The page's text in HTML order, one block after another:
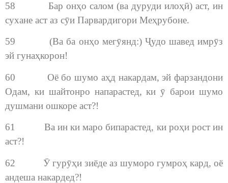
58 Бар онҳо салом (ва дуруди илоҳӣ) аст, ин
сухане аст аз сӯи Парвардигори Меҳрубоне.
59 (Ва ба онҳо мегӯянд:) Ҷудо шавед имрӯз
эй гунаҳкорон!
60 Оё бо шумо аҳд накардам, эй фарзандони
Одам, ки шайтонро напарастед, ки ӯ барои шумо
душмани ошкоре аст?!
61 Ва ин ки маро бипарастед, ки роҳи рост ин
аст?!
62 Ӯ гурӯҳи зиёде аз шуморо гумроҳ кард, оё
андеша накардед?!